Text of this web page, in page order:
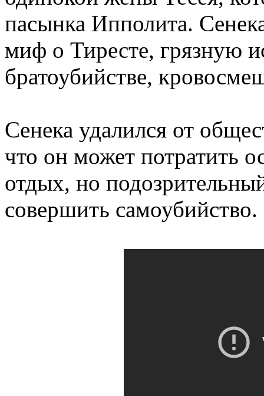
пасынка Ипполита.
миф о Тиресте, грязную
братоубийстве,
Сенека удалился от
что он может потратить
отдых, но
совершить самоубийство.